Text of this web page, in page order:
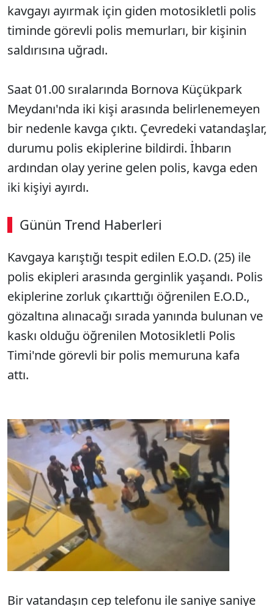
kavgayı ayırmak için giden motosikletli polis
timinde görevli polis memurları, bir kişinin
saldırısına uğradı.
Saat 01.00 sıralarında Bornova Küçükpark
Meydanı'nda iki kişi arasında belirlenemeyen
bir nedenle kavga çıktı. Çevredeki vatandaşlar,
durumu polis ekiplerine bildirdi. İhbarın
ardından olay yerine gelen polis, kavga eden
iki kişiyi ayırdı.
Günün Trend Haberleri
SÖZCÜ SON DAKİKA
Kavgaya karıştığı tespit edilen E.O.D. (25) ile
polis ekipleri arasında gerginlik yaşandı. Polis
ekiplerine zorluk çıkarttığı öğrenilen E.O.D.,
gözaltına alınacağı sırada yanında bulunan ve
kaskı olduğu öğrenilen Motosikletli Polis
Timi'nde görevli bir polis memuruna kafa
attı.
Bir vatandaşın cep telefonu ile saniye saniye